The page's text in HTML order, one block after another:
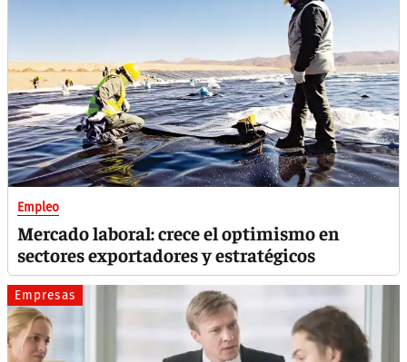
Empleo
Mercado laboral: crece el optimismo en
sectores exportadores y estratégicos
Empresas